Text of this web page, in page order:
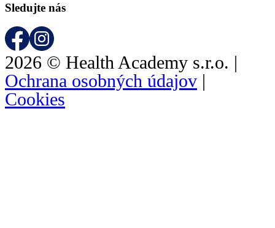
Sledujte nás
2026 © Health Academy s.r.o. |
Ochrana osobných údajov |
Cookies